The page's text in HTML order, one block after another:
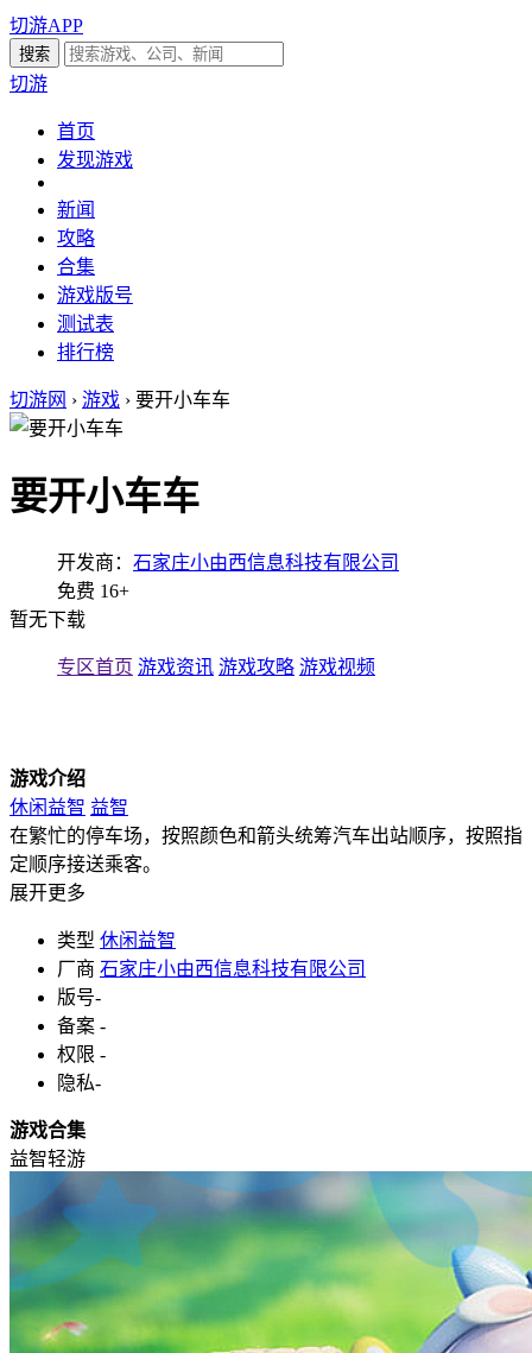
切游APP
切游
首页
发现游戏
新闻
攻略
合集
游戏版号
测试表
排行榜
切游网 › 游戏 › 要开小车车
要开小车车
开发商： 石家庄小由西信息科技有限公司
免费 16+
暂无下载
专区首页 游戏资讯 游戏攻略 游戏视频
游戏介绍
休闲益智 益智
在繁忙的停车场，按照颜色和箭头统筹汽车出站顺序，按照指
定顺序接送乘客。
展开更多
类型 休闲益智
厂商 石家庄小由西信息科技有限公司
版号-
备案 -
权限 -
隐私-
游戏合集
益智轻游